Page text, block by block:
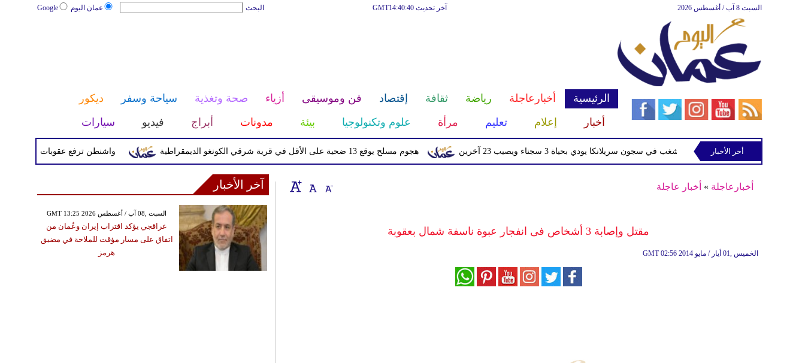
عمان اليوم Google البحث آخر تحديث GMT14:40:40 السبت 8 آب / أغسطس 2026
الرئيسية أخبارعاجلة رياضة ثقافة إقتصاد فن وموسيقى أزياء صحة وتغذية سياحة وسفر
ديكور
أخبار
إعلام تعليم مرأة علوم وتكنولوجيا بيئة مدونات أبراج فيديو سيارات
واشنطن ترفع عقوبات عن شركات هجوم مسلح يوقع 13 ضحية على الأقل في قرية شرقي الكونغو الديمقراطية شغب في سجون سريلانكا يودي بحياة 3 سجناء ويصيب 23 آخرين أخر الأخبار
أخبارعاجلة » أخبار عاجلة
مقتل وإصابة 3 أشخاص فى انفجار عبوة ناسفة شمال بعقوبة
GMT 02:56 2014 الخميس ,01 أيار / مايو
آخر الأخبار
GMT 13:25 2026 السبت ,08 آب / أغسطس
عراقجي يؤكد اقتراب إيران وعُمان من
اتفاق على مسار مؤقت للملاحة في مضيق
هرمز